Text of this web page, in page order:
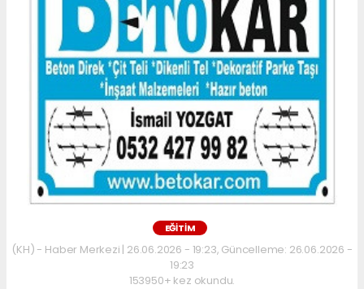
EĞİTİM
(KH) - Haber Merkezi | 26.06.2026 - 19:23, Güncelleme: 26.06.2026 -
19:23
153950+ kez okundu.